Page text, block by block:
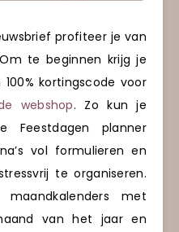
profiteer je van
te beginnen krijg je
kortingscode voor
webshop. Zo kun je
Feestdagen planner
vol formulieren en
te organiseren.
met
van het jaar en